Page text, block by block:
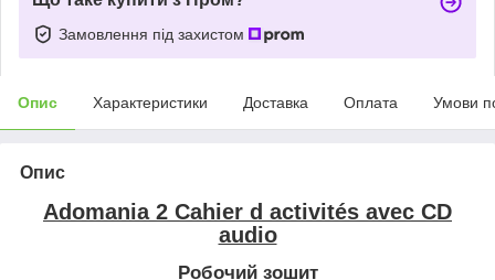
Замовлення під захистом
Опис Характеристики Доставка Оплата Умови
Опис
Adomania 2 Cahier d activités avec CD
audio
Робочий зошит